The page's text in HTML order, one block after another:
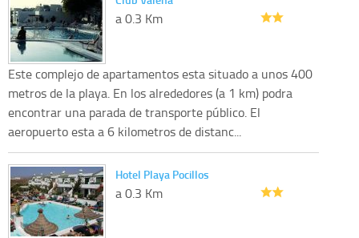
a 0.3 Km
Este complejo de apartamentos esta situado a unos 400
metros de la playa. En los alrededores (a 1 km) podra
encontrar una parada de transporte público. El
aeropuerto esta a 6 kilometros de distanc...
Hotel Playa Pocillos
a 0.3 Km